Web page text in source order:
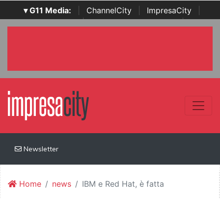
▾ G11 Media: ChannelCity ImpresaCity
SecurityOpenLab | Italian Channel Awards | Italian
Newsletter
Home news IBM e Red Hat, è fatta